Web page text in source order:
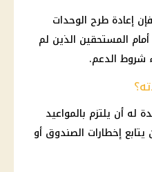
إعادة طرح الوحدات
المستحقين الذين لم
شروط الدعم.
أن يلتزم بالمواعيد
يتابع إخطارات الصندوق أو